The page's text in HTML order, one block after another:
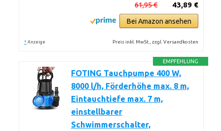
43,89 €
61,95 €
Bei Amazon ansehen
* Anzeige Preis inkl. MwSt., zzgl. Versandkosten
EMPFEHLUNG
FOTING Tauchpumpe 400 W,
8000 l/h, Förderhöhe max. 8 m,
Eintauchtiefe max. 7 m,
einstellbarer
Schwimmerschalter,